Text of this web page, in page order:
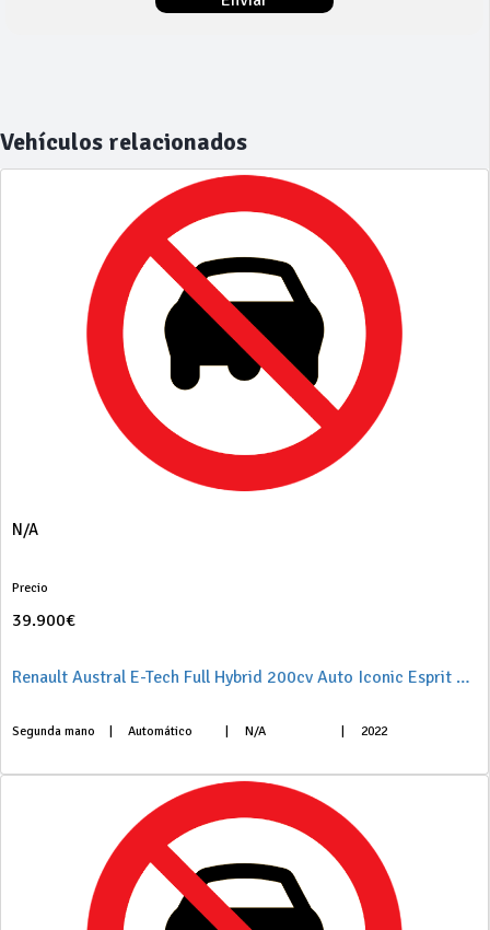
Vehículos relacionados
N/A
Precio
39.900€
Renault Austral E-Tech Full Hybrid 200cv Auto Iconic Esprit Alpine
Segunda mano Automático N/A 2022